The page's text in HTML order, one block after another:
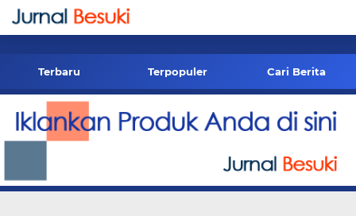
-->
Terbaru Terpopuler Cari Berita